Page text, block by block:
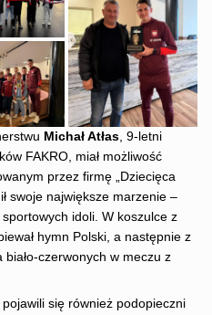
Michał Atłas, 9-letni
FAKRO, miał możliwość
przez firmę „Dziecięca
swoje największe marzenie –
idoli. W koszulce z
hymn Polski, a następnie z
biało-czerwonych w meczu z
się również podopieczni